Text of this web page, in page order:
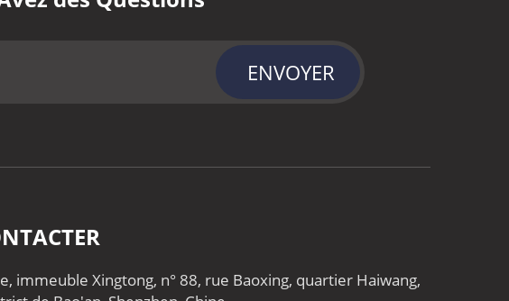
ENVOYER
immeuble Xingtong, n° 88, rue Baoxing, quartier Haiwang,